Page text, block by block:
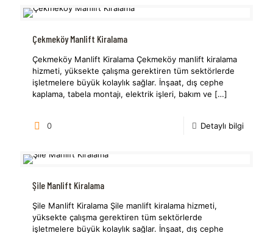
Çekmeköy Manlift Kiralama
Çekmeköy Manlift Kiralama Çekmeköy manlift kiralama
hizmeti, yüksekte çalışma gerektiren tüm sektörlerde
işletmelere büyük kolaylık sağlar. İnşaat, dış cephe
kaplama, tabela montajı, elektrik işleri, bakım ve […]
0 Detaylı bilgi
Şile Manlift Kiralama
Şile Manlift Kiralama Şile manlift kiralama hizmeti,
yüksekte çalışma gerektiren tüm sektörlerde
işletmelere büyük kolaylık sağlar. İnşaat, dış cephe